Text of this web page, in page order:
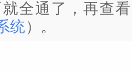
全通了，再查
统）。